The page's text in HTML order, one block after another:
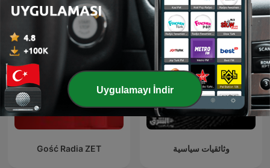
Gość Radia ZET وثائقيات سياسية
Uygulamayı İndir